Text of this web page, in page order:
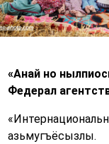
«Анай но
Федерал
азьмугъёсызлы.